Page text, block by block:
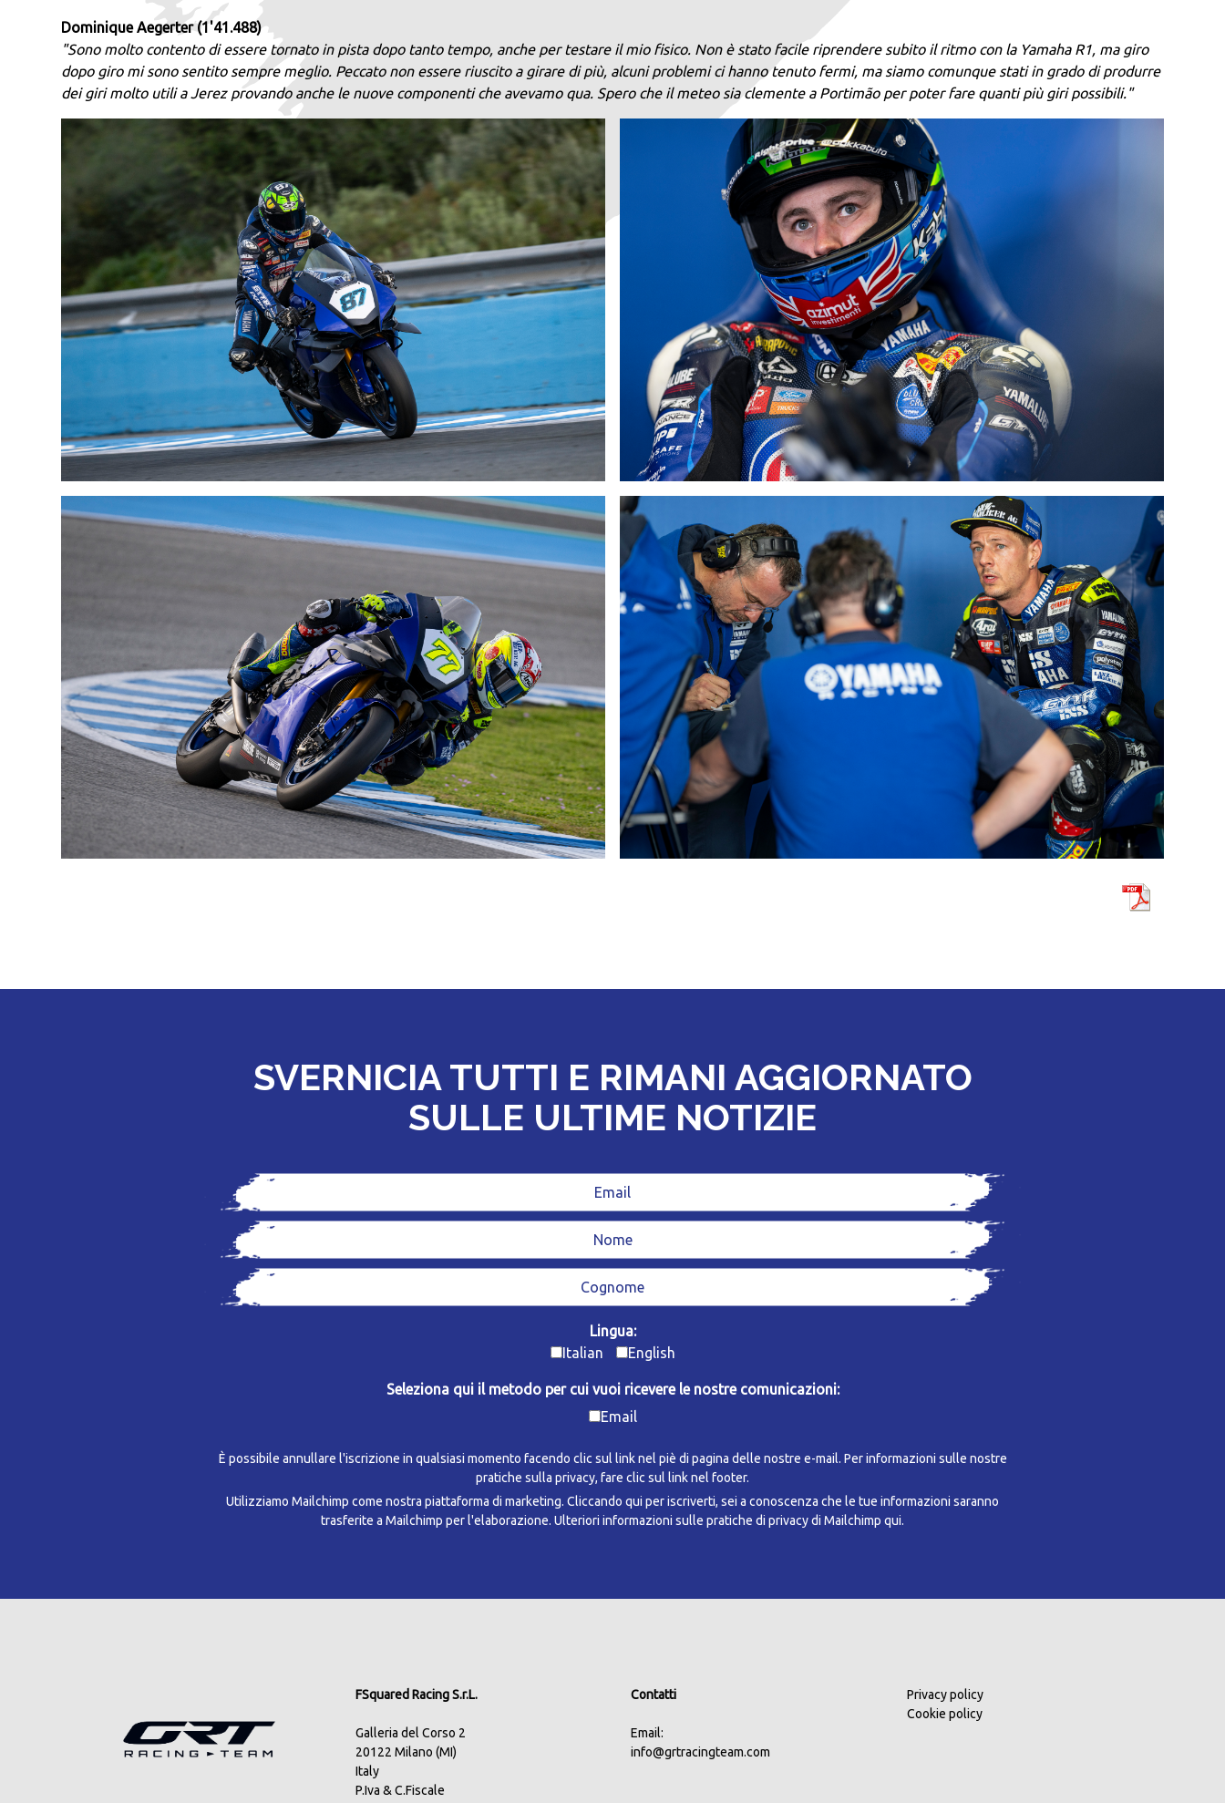
Dominique Aegerter (1'41.488)
"Sono molto contento di essere tornato in pista dopo tanto tempo, anche per testare il mio fisico. Non è stato facile riprendere subito il ritmo con la Yamaha R1, ma giro
dopo giro mi sono sentito sempre meglio. Peccato non essere riuscito a girare di più, alcuni problemi ci hanno tenuto fermi, ma siamo comunque stati in grado di produrre
dei giri molto utili a Jerez provando anche le nuove componenti che avevamo qua. Spero che il meteo sia clemente a Portimão per poter fare quanti più giri possibili."
SVERNICIA TUTTI E RIMANI AGGIORNATO
SULLE ULTIME NOTIZIE
Lingua:
Italian
English
Seleziona qui il metodo per cui vuoi ricevere le nostre comunicazioni:
Email
È possibile annullare l'iscrizione in qualsiasi momento facendo clic sul link nel piè di pagina delle nostre e-mail. Per informazioni sulle nostre
pratiche sulla privacy, fare clic sul link nel footer.
Utilizziamo Mailchimp come nostra piattaforma di marketing. Cliccando qui per iscriverti, sei a conoscenza che le tue informazioni saranno
trasferite a Mailchimp per l'elaborazione. Ulteriori informazioni sulle pratiche di privacy di Mailchimp qui.
FSquared Racing S.r.L.
Galleria del Corso 2
20122 Milano (MI)
Italy
P.Iva & C.Fiscale
Contatti
Email:
info@grtracingteam.com
Privacy policy
Cookie policy